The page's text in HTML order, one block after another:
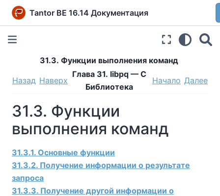
Tantor BE 16.14 Документация
31.3. Функции выполнения команд
Назад Наверх
Глава 31. libpq— C
Библиотека
Начало Далее
31.3. Функции
выполнения команд
31.3.1. Основные функции
31.3.2. Получение информации о результате
запроса
31.3.3. Получение другой информации о